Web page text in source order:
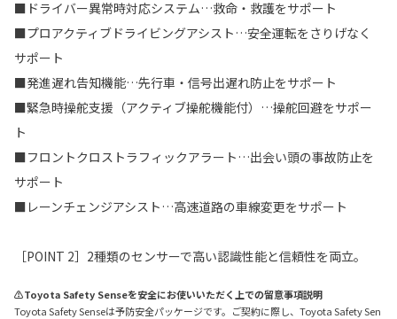
■ドライバー異常時対応システム…救命・救護をサポート
■プロアクティブドライビングアシスト…安全運転をさりげなく
サポート
■発進遅れ告知機能…先行車・信号出遅れ防止をサポート
■緊急時操舵支援（アクティブ操舵機能付）…操舵回避をサポー
ト
■フロントクロストラフィックアラート…出会い頭の事故防止を
サポート
■レーンチェンジアシスト…高速道路の車線変更をサポート
［POINT 2］2種類のセンサーで高い認識性能と信頼性を両立。
⚠Toyota Safety Senseを安全にお使いいただく上での留意事項説明
Toyota Safety Senseは予防安全パッケージです。ご契約に際し、Toyota Safety Sen